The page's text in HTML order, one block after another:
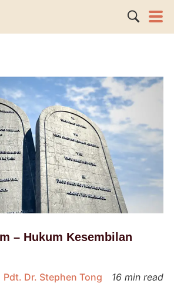
– Hukum Kesembilan
Pdt. Dr. Stephen Tong 16 min read